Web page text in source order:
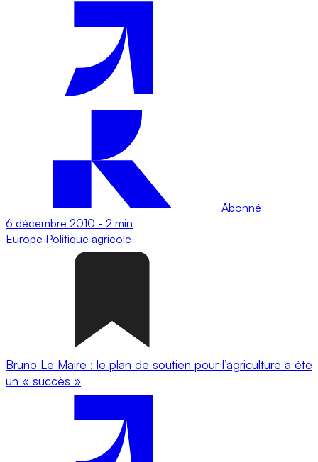
Abonné
6 décembre 2010 - 2 min
Europe Politique agricole
Bruno Le Maire : le plan de soutien pour l’agriculture a été
un « succès »